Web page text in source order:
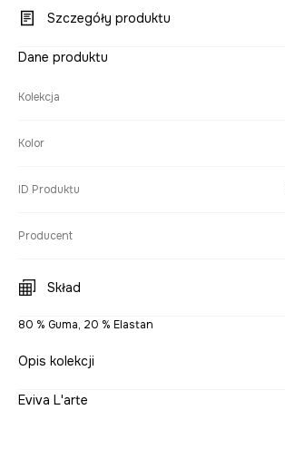
Szczegóły produktu
Dane produktu
Kolekcja
Kolor
ID Produktu
Producent
Skład
80 % Guma, 20 % Elastan
Opis kolekcji
Eviva L'arte